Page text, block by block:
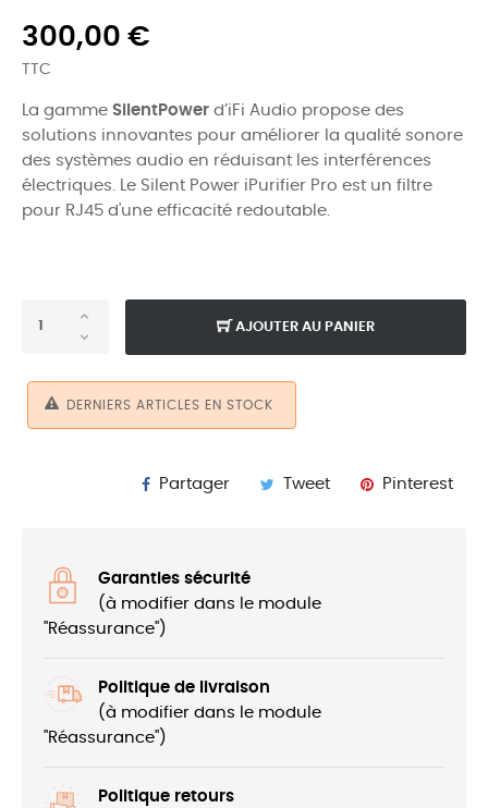
300,00 €
TTC
La gamme SilentPower d’iFi Audio propose des
solutions innovantes pour améliorer la qualité sonore
des systèmes audio en réduisant les interférences
électriques. Le Silent Power iPurifier Pro est un filtre
pour RJ45 d'une efficacité redoutable.
AJOUTER AU PANIER
DERNIERS ARTICLES EN STOCK
Partager Tweet Pinterest
Garanties sécurité
(à modifier dans le module
"Réassurance")
Politique de livraison
(à modifier dans le module
"Réassurance")
Politique retours